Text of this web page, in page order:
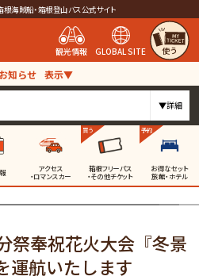
海賊船・箱根登山バス公式サイト
観光情報 GLOBAL SITE 使う
知らせ 表示▼
▼詳細
アクセス
・ロマンスカー
買う
箱根フリーパス
・その他チケット
予約
お得なセット
旅館・ホテル
祭奉祝花火大会『冬景
運航いたします